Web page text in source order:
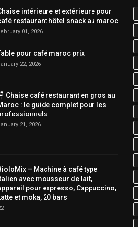
intérieure et extérieure pour
restaurant hôtel snack au maroc
01, 2026
pour café maroc prix
22, 2026
Chaise café restaurant en gros au
: le guide complet pour les
21, 2026
– Machine à café type
avec mousseur de lait,
pour expresso, Cappuccino,
et moka, 20 bars